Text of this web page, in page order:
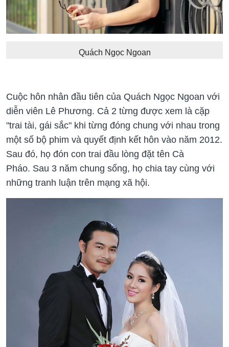
Quách Ngọc Ngoan
Cuộc hôn nhân đầu tiên của Quách Ngọc Ngoan với
diễn viên Lê Phương. Cả 2 từng được xem là cặp
"trai tài, gái sắc" khi từng đóng chung với nhau trong
một số bộ phim và quyết định kết hôn vào năm 2012.
Sau đó, họ đón con trai đầu lòng đặt tên Cà
Pháo. Sau 3 năm chung sống, họ chia tay cùng với
những tranh luận trên mạng xã hội.